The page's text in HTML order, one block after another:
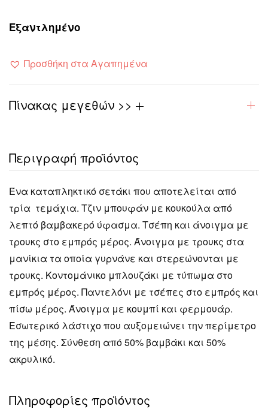
Εξαντλημένο
Προσθήκη στα Αγαπημένα
Πίνακας μεγεθών >>
Περιγραφή προϊόντος
Ένα καταπληκτικό σετάκι που αποτελείται από
τρία τεμάχια. Τζιν μπουφάν με κουκούλα από
λεπτό βαμβακερό ύφασμα. Τσέπη και άνοιγμα με
τρουκς στο εμπρός μέρος. Άνοιγμα με τρουκς στα
μανίκια τα οποία γυρνάνε και στερεώνονται με
τρουκς. Κοντομάνικο μπλουζάκι με τύπωμα στο
εμπρός μέρος. Παντελόνι με τσέπες στο εμπρός και
πίσω μέρος. Άνοιγμα με κουμπί και φερμουάρ.
Εσωτερικό λάστιχο που αυξομειώνει την περίμετρο
της μέσης. Σύνθεση από 50% βαμβάκι και 50%
ακρυλικό.
Πληροφορίες προϊόντος